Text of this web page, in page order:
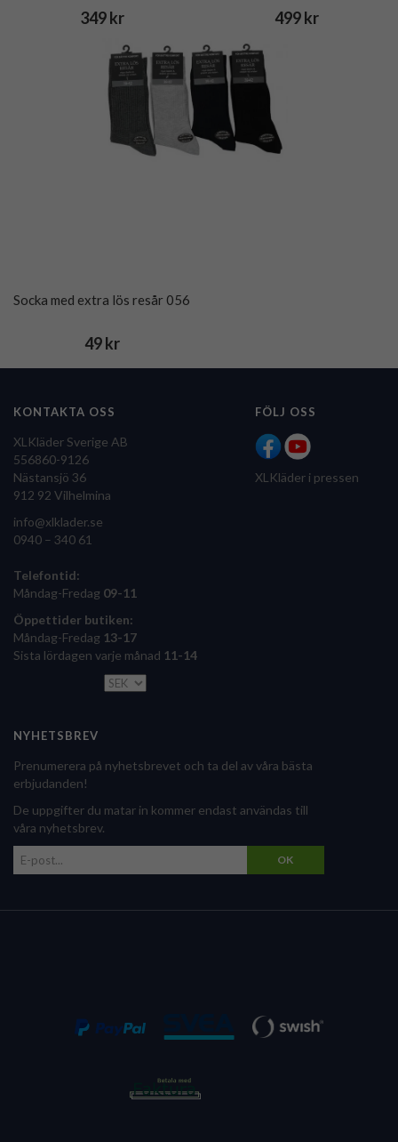
349 kr 499 kr
Socka med extra lös resår 056
49 kr
KONTAKTA OSS
XLKläder Sverige AB
556860-9126
Nästansjö 36
912 92 Vilhelmina
info@xlklader.se
0940 – 340 61
Telefontid:
Måndag-Fredag 09-11
Öppettider butiken:
Måndag-Fredag 13-17
Sista lördagen varje månad 11-14
FÖLJ OSS
XLKläder i pressen
NYHETSBREV
Prenumerera på nyhetsbrevet och ta del av våra bästa
erbjudanden!
De uppgifter du matar in kommer endast användas till
våra nyhetsbrev.
OK